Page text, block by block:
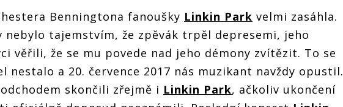
Benningtona fanoušky Linkin Park velmi zasáhla.
nebylo tajemstvím, že zpěvák trpěl depresemi, jeho
věřili, že se mu povede nad jeho démony zvítězit. To se
nestalo a 20. července 2017 nás muzikant navždy opustil.
skončili zřejmě i Linkin Park, ačkoliv ukončení